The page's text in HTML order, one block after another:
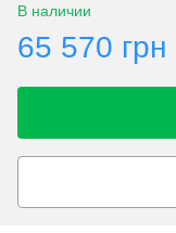
В наличии
65 570 грн